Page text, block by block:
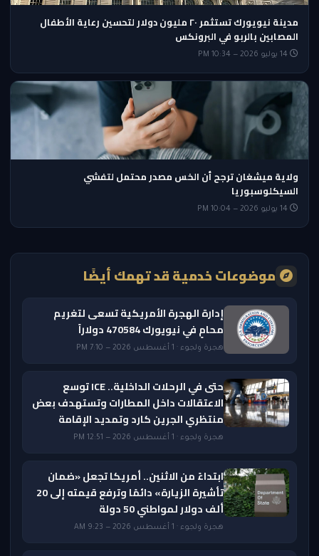
مدينة نيويورك تستثمر ٢٠ مليون دولار لتحسين رعاية الأطفال
المصابين بالربو في البرونكس
ولاية ميشغان ترجح أن الخس مصدر محتمل لتفشي
السيكلوسبوريا
موضوعات خدمية قد تهمك أيضًا
إدارة الهجرة الأمريكية تسعى لتغريم
محامٍ في نيويورك 470584 دولاراً
هجرة ولجوء · 1 أغسطس 2026 — 7:10 PM
حتى في الرحلات الداخلية.. ICE توسع
الاعتقالات داخل المطارات وتستهدف بعض
منتظري الجرين كارد وتمديد الإقامة
هجرة ولجوء · 1 أغسطس 2026 — 12:51 PM
ابتداءً من الاثنين.. أمريكا تجعل «ضمان
تأشيرة الزيارة» دائمًا وترفع قيمته إلى 20
ألف دولار لمواطني 50 دولة
هجرة ولجوء · 1 أغسطس 2026 — 9:23 AM